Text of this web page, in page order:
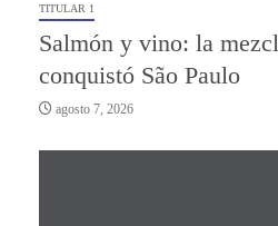
TITULAR 1
Salmón y vino: la
conquistó São Paulo
agosto 7, 2026